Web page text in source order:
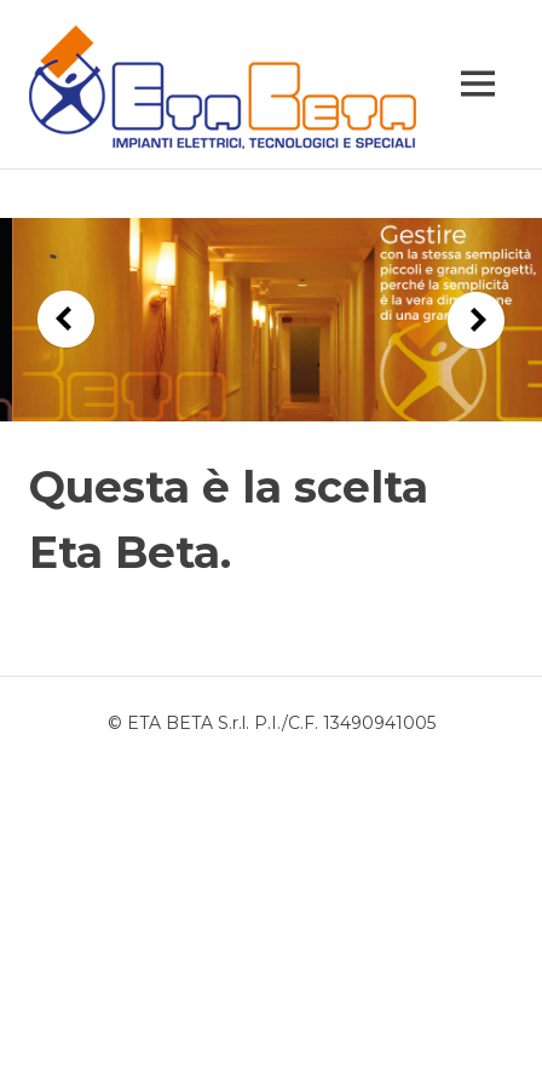
contenuto
MENU
Questa è la scelta
Eta Beta.
© ETA BETA S.r.l. P.I./C.F. 13490941005